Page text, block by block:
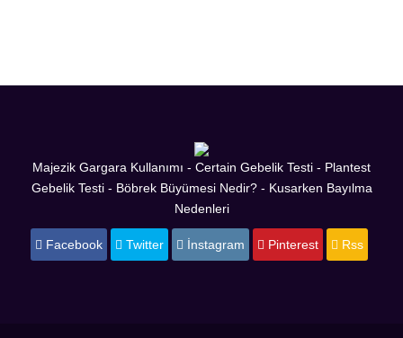
Majezik Gargara Kullanımı - Certain Gebelik Testi - Plantest
Gebelik Testi- Böbrek Büyümesi Nedir?- Kusarken Bayılma
Nedenleri
Facebook Twitter İnstagram Pinterest Rss